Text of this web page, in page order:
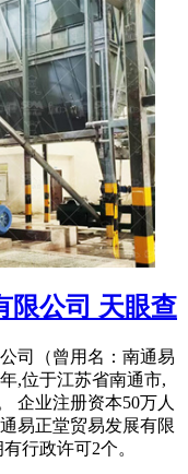
限公司 天眼查
司（曾用名：南通易
,位于江苏省南通市,
企业注册资本50万人
易正堂贸易发展有限
行政许可2个。